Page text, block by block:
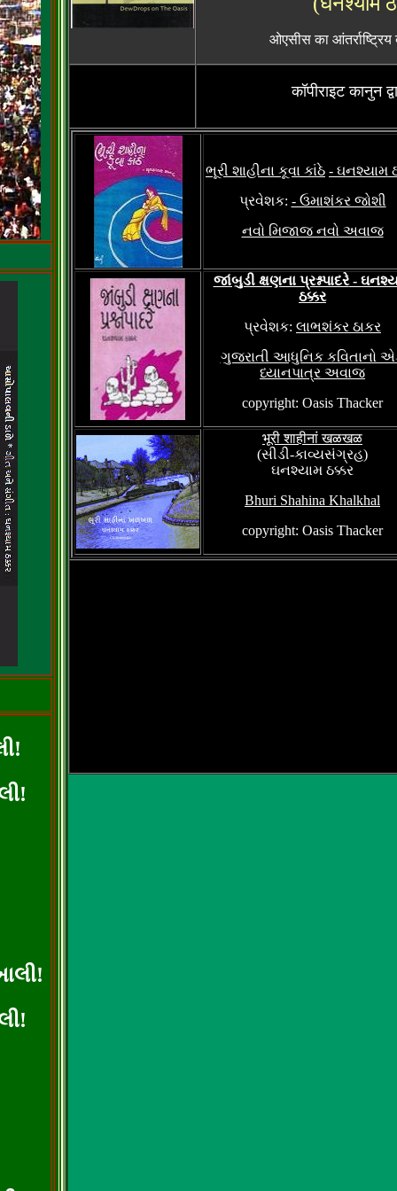
ओएसीस का
कॉपीराइट कानुन
ભૂરી શાહીના કૂવા કાંઠે - ઘનશ્યામ
પ્રવેશક: - ઉમાશંકર જોશી
નવો મિજાજ નવો અવાજ
જાંબુડી ક્ષણના પ્રશ્નપાદરે-
ઠક્કર
પ્રવેશક: લાભશંકર ઠાકર
ગુજરાતી આધુનિક કવિતાનો
ધ્યાનપાત્ર અવાજ
copyright: Oasis Thacker
भूरी शाहीनां खळखळ
(સીડી-કાવ્યસંગ્રહ)
ઘનશ્યામ ઠક્કર
Bhuri Shahina Khalkhal
copyright: Oasis Thacker